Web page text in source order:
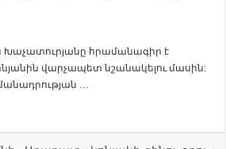
հրամանագիր է
վարչապետ նշանակելու մասին:
…